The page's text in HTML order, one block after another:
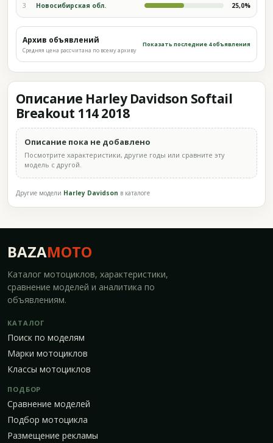
3 Новосибирская обл. 25,0%
Архив объявлений
Средняя цена рассчитана по всему архиву
Показать последние 4 объявления
Описание Harley Davidson Softail
Breakout 114 2018
Описание пока не добавлено
Посмотрите характеристики, другие годы или сравните эту
модель с другой.
Другие модели Harley Davidson в каталоге
BAZAMOTO
Каталог мотоциклов, характеристики,
сравнение моделей и аналитика по
объявлениям.
КАТАЛОГ
Поиск по моделям
Марки мотоциклов
Классы мотоциклов
ПОДБОР
Сравнение моделей
Подбор мотоцикла
Размещение рекламы